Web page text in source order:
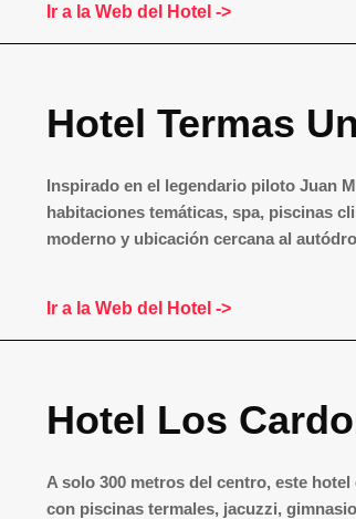
Ir a la Web del Hotel ->
Hotel Termas
Inspirado en el legendario piloto Juan
habitaciones temáticas, spa, piscinas
moderno y ubicación cercana al
Ir a la Web del Hotel ->
Hotel Los
A solo 300 metros del centro, este
con piscinas termales, jacuzzi,